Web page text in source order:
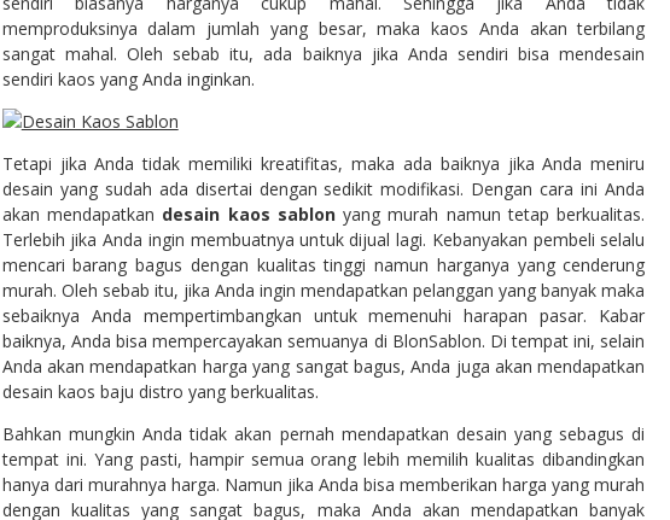
memproduksinya dalam jumlah yang besar, maka kaos Anda akan terbilang
sangat mahal. Oleh sebab itu, ada baiknya jika Anda sendiri bisa mendesain
sendiri kaos yang Anda inginkan.
Tetapi jika Anda tidak memiliki kreatifitas, maka ada baiknya jika Anda meniru
desain yang sudah ada disertai dengan sedikit modifikasi. Dengan cara ini Anda
akan mendapatkan desain kaos sablonyang murah namun tetap berkualitas.
Terlebih jika Anda ingin membuatnya untuk dijual lagi. Kebanyakan pembeli selalu
mencari barang bagus dengan kualitas tinggi namun harganya yang cenderung
murah. Oleh sebab itu, jika Anda ingin mendapatkan pelanggan yang banyak maka
sebaiknya Anda mempertimbangkan untuk memenuhi harapan pasar. Kabar
baiknya, Anda bisa mempercayakan semuanya di BlonSablon. Di tempat ini, selain
Anda akan mendapatkan harga yang sangat bagus, Anda juga akan mendapatkan
desain kaos baju distro yang berkualitas.
Bahkan mungkin Anda tidak akan pernah mendapatkan desain yang sebagus di
tempat ini. Yang pasti, hampir semua orang lebih memilih kualitas dibandingkan
hanya dari murahnya harga. Namun jika Anda bisa memberikan harga yang murah
dengan kualitas yang sangat bagus, maka Anda akan mendapatkan banyak